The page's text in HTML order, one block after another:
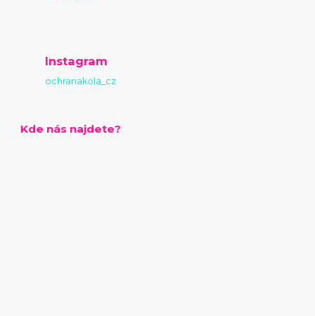
Instagram
ochranakola_cz
Kde nás najdete?